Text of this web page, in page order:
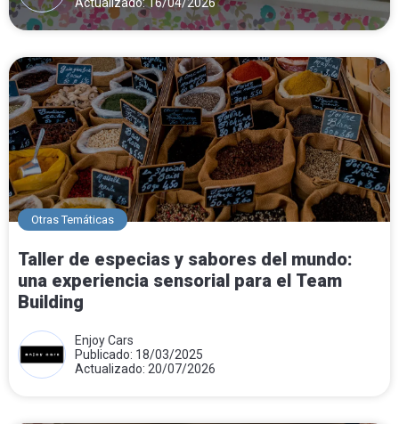
Otras Temáticas
Taller de especias y sabores del mundo:
una experiencia sensorial para el Team
Building
Enjoy Cars
Publicado: 18/03/2025
Actualizado: 20/07/2026